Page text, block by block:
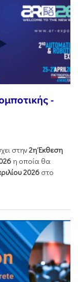
-
στην2η Έκθεση
η οποία θα
2026 στο